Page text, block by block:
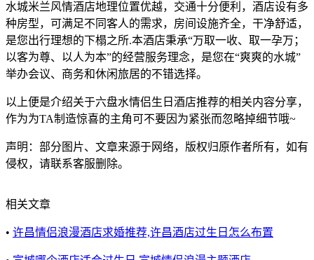
水城米兰风情酒店地理位置优越，交通十分便利，酒店设有多
种房型，可满足不同客人的需求，房间设施齐全，干净舒适，
是您出行理想的下榻之所.本酒店秉承“万取一收、取一孕万；
以客为尊、以人为本”的经营服务理念，是您在“爽爽的水城”
举办会议、商务和休闲旅居的不错选择。
以上便是介绍关于六盘水情侣生日酒店推荐的相关内容分享，
作为为TA制造惊喜的主角可不要因为紧张而忽略掉细节哦~
声明：部分图片、文章来源于网络，版权归原作者所有，如有
侵权，请联系客服删除。
相关文章
• 许昌情侣浪漫酒店求婚推荐,许昌酒店过生日怎么布置